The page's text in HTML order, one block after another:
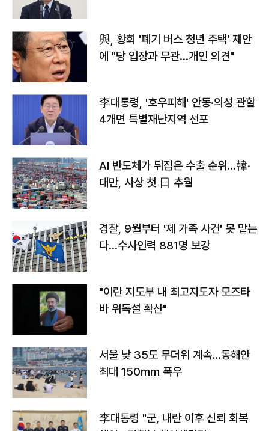
與, 황희 '폐기 버스 청년 주택' 제안
에 "당 입장과 무관…개인 의견"
李대통령, '호우피해' 안동·의성 관할
4개면 특별재난지역 선포
AI 반도체가 뒤집은 수출 순위…韓·
대만, 사상 첫 日 추월
경찰, 9월부터 '제 가족 사건' 못 맡는
다…수사인력 881명 보강
"이란 지도부 내 최고지도자 모즈타
바 위독설 확산"
서울 낮 35도 무더위 계속…동해안
최대 150㎜ 폭우
李대통령 "군, 내란 이후 신뢰 회복